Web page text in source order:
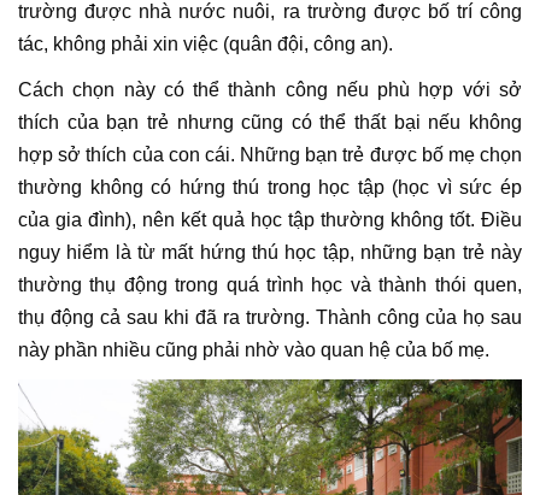
trường được nhà nước nuôi, ra trường được bố trí công
tác, không phải xin việc (quân đội, công an).
Cách chọn này có thể thành công nếu phù hợp với sở
thích của bạn trẻ nhưng cũng có thể thất bại nếu không
hợp sở thích của con cái. Những bạn trẻ được bố mẹ chọn
thường không có hứng thú trong học tập (học vì sức ép
của gia đình), nên kết quả học tập thường không tốt. Điều
nguy hiểm là từ mất hứng thú học tập, những bạn trẻ này
thường thụ động trong quá trình học và thành thói quen,
thụ động cả sau khi đã ra trường. Thành công của họ sau
này phần nhiều cũng phải nhờ vào quan hệ của bố mẹ.